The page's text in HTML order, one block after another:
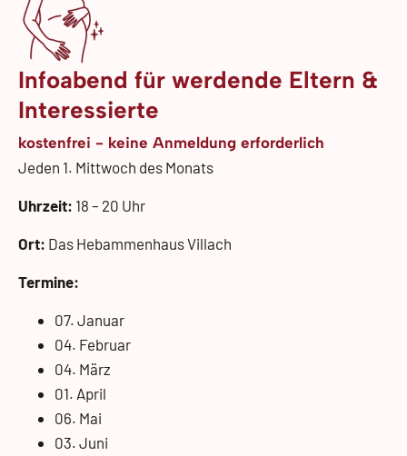
Infoabend für werdende Eltern &
Interessierte
kostenfrei - keine Anmeldung erforderlich
Jeden 1. Mittwoch des Monats
Uhrzeit: 18 – 20 Uhr
Ort: Das Hebammenhaus Villach
Termine:
07. Januar
04. Februar
04. März
01. April
06. Mai
03. Juni